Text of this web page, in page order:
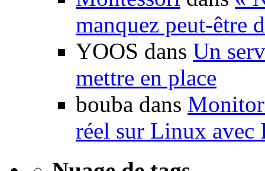
manquez peut-être
YOOS dans Un
mettre en place
bouba dans
réel sur Linux avec